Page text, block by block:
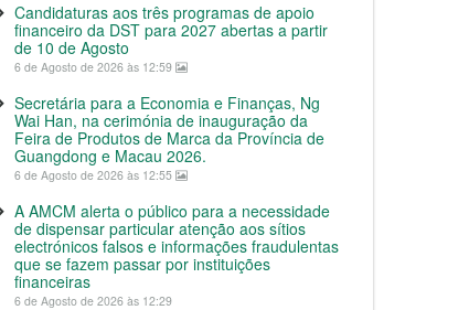
Candidaturas aos três programas de apoio
financeiro da DST para 2027 abertas a partir
de 10 de Agosto
6 de Agosto de 2026 às 12:59
Secretária para a Economia e Finanças, Ng
Wai Han, na cerimónia de inauguração da
Feira de Produtos de Marca da Província de
Guangdong e Macau 2026.
6 de Agosto de 2026 às 12:55
A AMCM alerta o público para a necessidade
de dispensar particular atenção aos sítios
electrónicos falsos e informações fraudulentas
que se fazem passar por instituições
financeiras
6 de Agosto de 2026 às 12:29